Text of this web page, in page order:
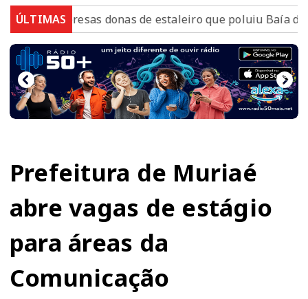
ÚLTIMASdonas de estaleiro que poluiu Baía de
Prefeitura de Muriaé
abre vagas de estágio
para áreas da
Comunicação